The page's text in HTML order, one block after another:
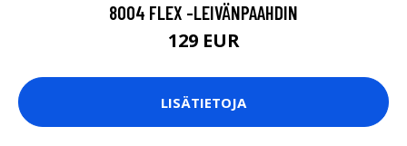
8004 FLEX -LEIVÄNPAAHDIN
129 EUR
LISÄTIETOJA